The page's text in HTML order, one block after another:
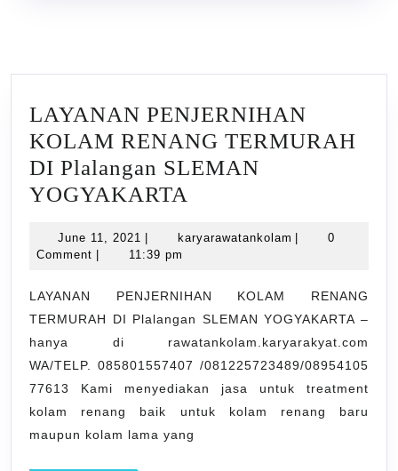
LAYANAN PENJERNIHAN
KOLAM RENANG TERMURAH
DI Plalangan SLEMAN
YOGYAKARTA
KOLAM
TERMURAH
DI
Plalangan
SLEMAN
YOGYAKARTA
June 11, 2021 June
11,
| karyarawatankolam |
0
Comment | 11:39 pm
LAYANAN PENJERNIHAN KOLAM RENANG
TERMURAH DI Plalangan SLEMAN YOGYAKARTA –
hanya di rawatankolam.karyarakyat.com
WA/TELP. 085801557407 /081225723489/08954105
77613 Kami menyediakan jasa untuk treatment
kolam renang baik untuk kolam renang baru
maupun kolam lama yang